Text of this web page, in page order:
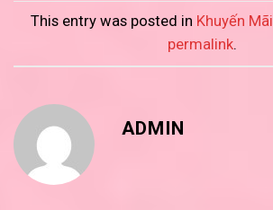
This entry was posted in Khuyến Mãi
permalink.
ADMIN